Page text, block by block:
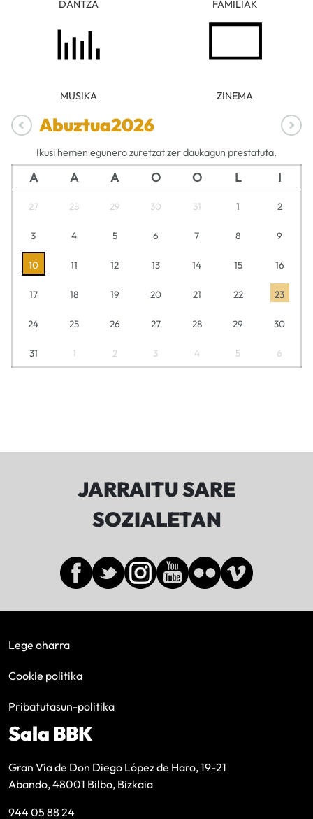
DANTZA FAMILIAK
MUSIKA ZINEMA
Abuztua2026
Ikusi hemen egunero zuretzat zer daukagun prestatuta.
A A A O O L I
27 28 29 30 31 1 2
3 4 5 6 7 8 9
10 11 12 13 14 15 16
17 18 19 20 21 22 23
24 25 26 27 28 29 30
31 1 2 3 4 5 6
JARRAITU SARE
SOZIALETAN
Lege oharra
Cookie politika
Pribatutasun-politika
Sala BBK
Gran Vía de Don Diego López de Haro, 19-21
Abando, 48001 Bilbo, Bizkaia
944 05 88 24